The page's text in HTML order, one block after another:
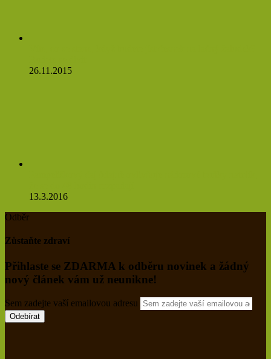
26.11.2015
13.3.2016
Odběr
Zůstaňte zdraví
Přihlaste se ZDARMA k odběru novinek a žádný
nový článek vám už neunikne!
Sem zadejte vaší emailovou adresu